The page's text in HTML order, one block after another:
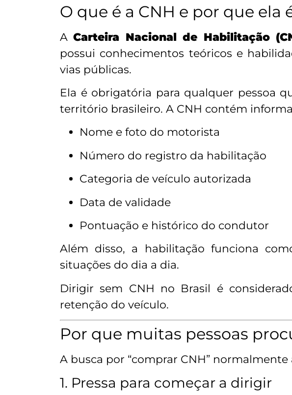
O que é a CNH e por que ela
ACarteira Nacional de Habilitação
possui conhecimentos teóricos e
vias públicas.
Ela é obrigatória para qualquer pessoa
território brasileiro. A CNH contém
Nome e foto do motorista
Número do registro da habilitação
Categoria de veículo autorizada
Data de validade
Pontuação e histórico do condutor
Além disso, a habilitação funciona
situações do dia a dia.
Dirigir sem CNH no Brasil é
retenção do veículo.
Por que muitas pessoas
A busca por “comprar CNH”
1. Pressa para começar a dirigir